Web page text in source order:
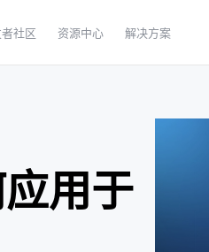
社区 资源中心 解决方案
用于